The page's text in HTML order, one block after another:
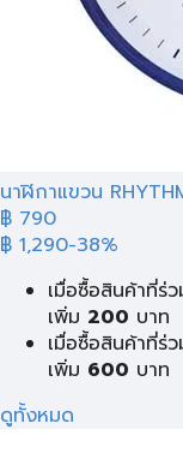
นาฬิกาแขวน
฿ 790
฿ 1,290-38%
เมื่อซื้อสินค้าที่ร่
เพิ่ม 200 บาท
เมื่อซื้อสินค้าที่ร่
เพิ่ม 600 บาท
ดูทั้งหมด